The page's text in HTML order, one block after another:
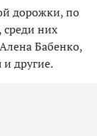
дорожки, по
них
Бабенко,
другие.